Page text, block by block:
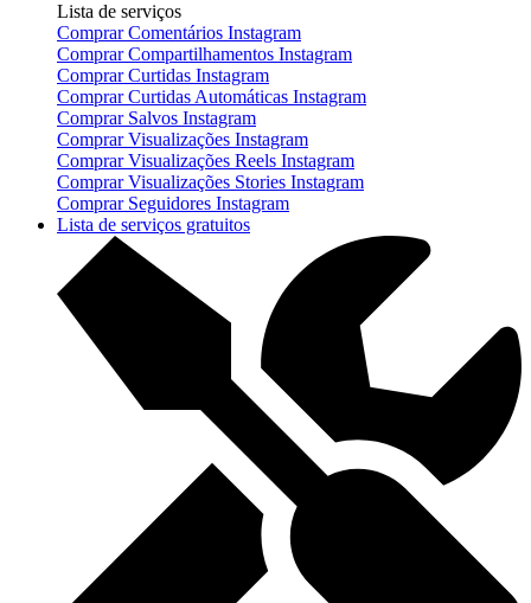
Lista de serviços
Comprar Comentários Instagram
Comprar Compartilhamentos Instagram
Comprar Curtidas Instagram
Comprar Curtidas Automáticas Instagram
Comprar Salvos Instagram
Comprar Visualizações Instagram
Comprar Visualizações Reels Instagram
Comprar Visualizações Stories Instagram
Comprar Seguidores Instagram
Lista de serviços gratuitos